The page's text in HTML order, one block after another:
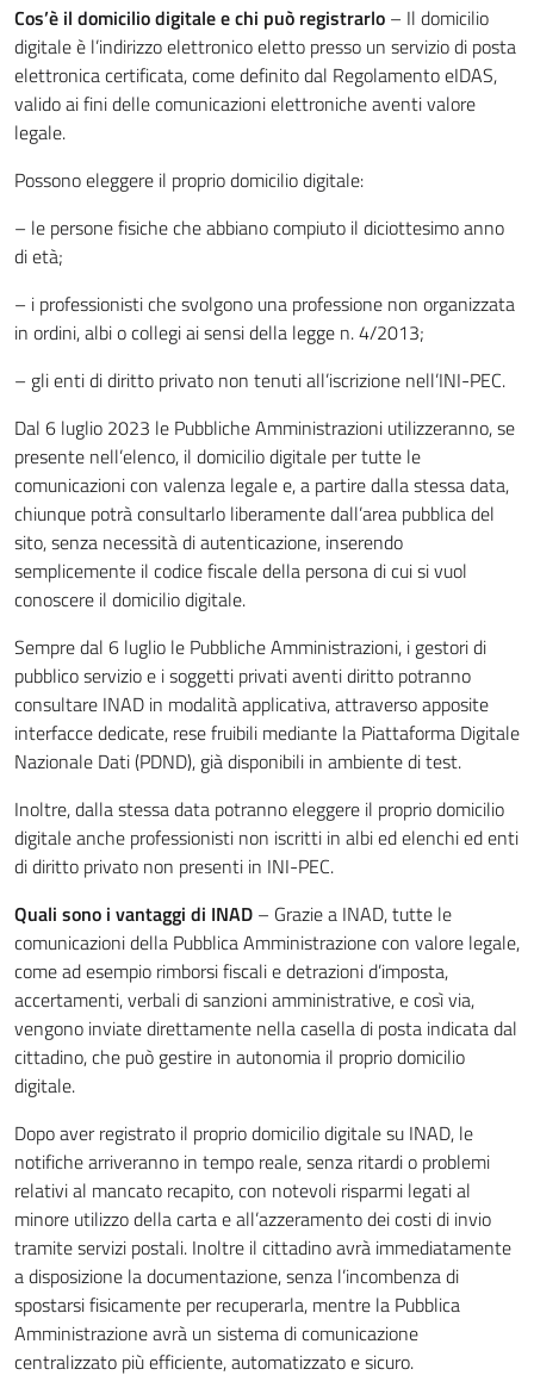
Cos’è il domicilio digitale e chi può registrarlo – Il domicilio
digitale è l’indirizzo elettronico eletto presso un servizio di posta
elettronica certificata, come definito dal Regolamento eIDAS,
valido ai fini delle comunicazioni elettroniche aventi valore
legale.
Possono eleggere il proprio domicilio digitale:
– le persone fisiche che abbiano compiuto il diciottesimo anno
di età;
– i professionisti che svolgono una professione non organizzata
in ordini, albi o collegi ai sensi della legge n. 4/2013;
– gli enti di diritto privato non tenuti all’iscrizione nell’INI-PEC.
Dal 6 luglio 2023 le Pubbliche Amministrazioni utilizzeranno, se
presente nell’elenco, il domicilio digitale per tutte le
comunicazioni con valenza legale e, a partire dalla stessa data,
chiunque potrà consultarlo liberamente dall’area pubblica del
sito, senza necessità di autenticazione, inserendo
semplicemente il codice fiscale della persona di cui si vuol
conoscere il domicilio digitale.
Sempre dal 6 luglio le Pubbliche Amministrazioni, i gestori di
pubblico servizio e i soggetti privati aventi diritto potranno
consultare INAD in modalità applicativa, attraverso apposite
interfacce dedicate, rese fruibili mediante la Piattaforma Digitale
Nazionale Dati (PDND), già disponibili in ambiente di test.
Inoltre, dalla stessa data potranno eleggere il proprio domicilio
digitale anche professionisti non iscritti in albi ed elenchi ed enti
di diritto privato non presenti in INI-PEC.
Quali sono i vantaggi di INAD – Grazie a INAD, tutte le
comunicazioni della Pubblica Amministrazione con valore legale,
come ad esempio rimborsi fiscali e detrazioni d’imposta,
accertamenti, verbali di sanzioni amministrative, e così via,
vengono inviate direttamente nella casella di posta indicata dal
cittadino, che può gestire in autonomia il proprio domicilio
digitale.
Dopo aver registrato il proprio domicilio digitale su INAD, le
notifiche arriveranno in tempo reale, senza ritardi o problemi
relativi al mancato recapito, con notevoli risparmi legati al
minore utilizzo della carta e all’azzeramento dei costi di invio
tramite servizi postali. Inoltre il cittadino avrà immediatamente
a disposizione la documentazione, senza l’incombenza di
spostarsi fisicamente per recuperarla, mentre la Pubblica
Amministrazione avrà un sistema di comunicazione
centralizzato più efficiente, automatizzato e sicuro.